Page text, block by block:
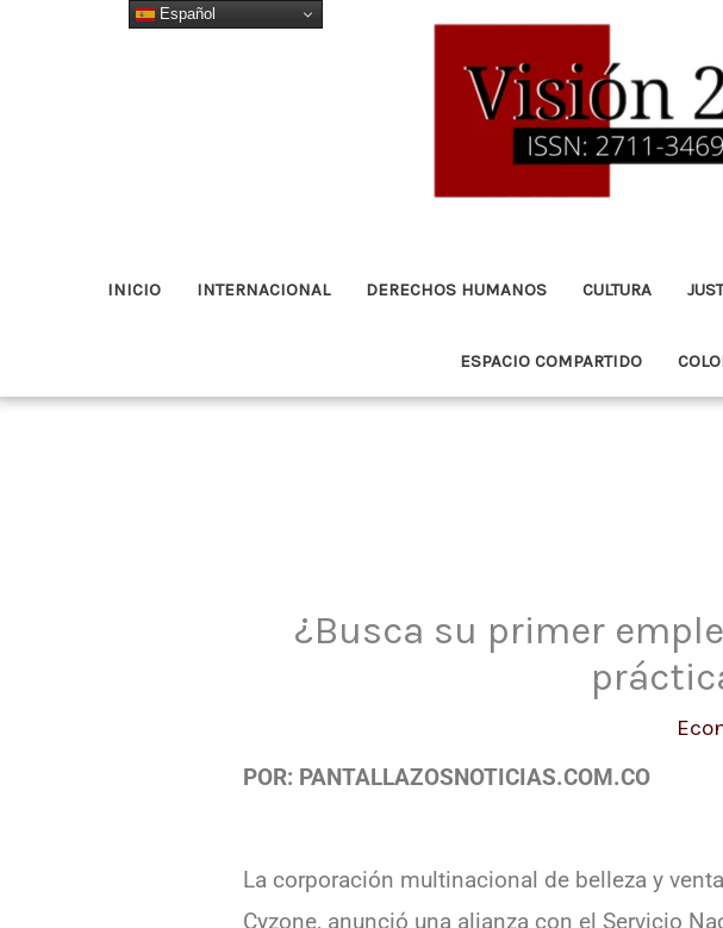
INICIO INTERNACIONAL DERECHOS HUMANOS CULTURA
ESPACIO COMPARTIDO
¿Busca su primer
POR: PANTALLAZOSNOTICIAS.COM.CO
La corporación multinacional de belleza y
Cyzone, anunció una alianza con el Servicio
Español